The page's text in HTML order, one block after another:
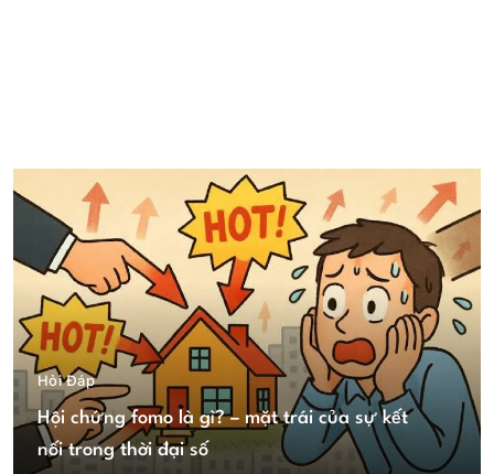
Hỏi Đáp
Hội chứng fomo là gì? – mặt trái của sự kết
nối trong thời đại số